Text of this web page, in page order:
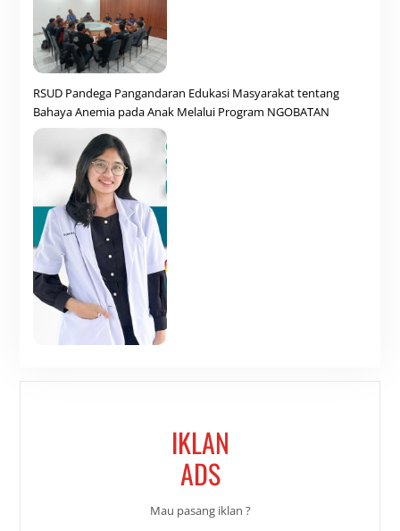
RSUD Pandega Pangandaran Edukasi Masyarakat tentang
Bahaya Anemia pada Anak Melalui Program NGOBATAN
IKLAN
ADS
Mau pasang iklan ?